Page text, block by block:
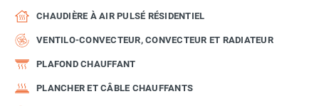
CHAUDIÈRE À AIR PULSÉ RÉSIDENTIEL
VENTILO-CONVECTEUR, CONVECTEUR ET RADIATEUR
PLAFOND CHAUFFANT
PLANCHER ET CÂBLE CHAUFFANTS